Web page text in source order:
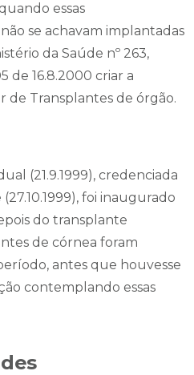
essas
se achavam implantadas
da Saúde nº 263,
de 16.8.2000 criar a
de Transplantes de órgão.
(21.9.1999), credenciada
foi inaugurado
do transplante
de córnea foram
antes que houvesse
contemplando essas